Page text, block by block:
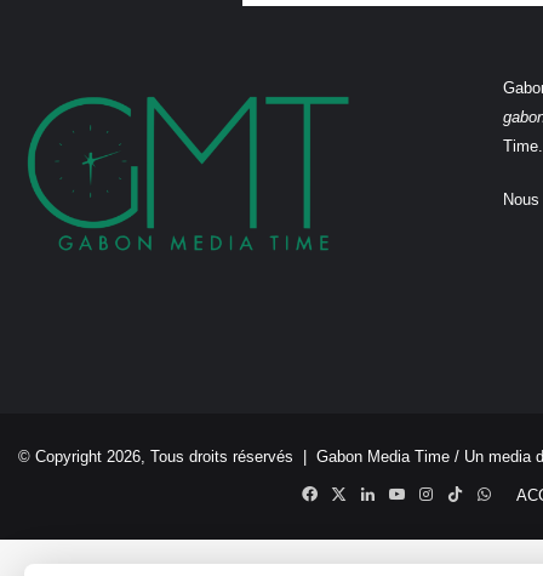
Time.
© Copyright 2026, Tous droits réservés | Gabon Media Time / Un media
Facebook
X LinkedinYouTubeInstagram
TikTok